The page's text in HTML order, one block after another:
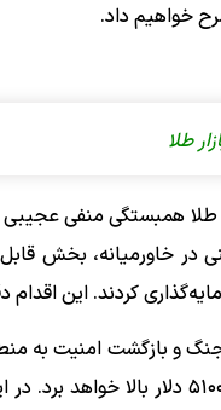
خواهیم داد.
طلا
همبستگی منفی عجیبی
در خاورمیانه، بخش
کردند. این
جنگ و بازگشت امنیت به